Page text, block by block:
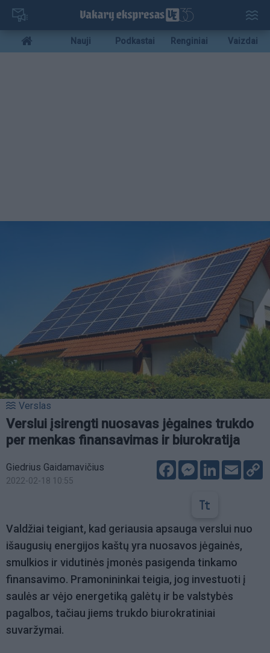
Pereiti
pagrindinį
turinį
Mobile
menu
Nauji Podkastai Renginiai Vaizdai
Verslas
Verslui įsirengti nuosavas jėgaines trukdo
per menkas finansavimas ir biurokratija
Giedrius Gaidamavičius
2022-02-18 10:55
FacebookMessenger
LinkedIn
Email
Valdžiai teigiant, kad geriausia apsauga verslui nuo
išaugusių energijos kaštų yra nuosavos jėgainės,
smulkios ir vidutinės įmonės pasigenda tinkamo
finansavimo. Pramonininkai teigia, jog investuoti į
saulės ar vėjo energetiką galėtų ir be valstybės
pagalbos, tačiau jiems trukdo biurokratiniai
suvaržymai.